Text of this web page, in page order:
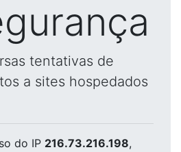
tentativas de
a sites hospedados
do IP 216.73.216.198,